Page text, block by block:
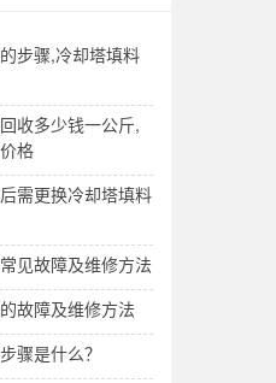
步骤,冷却塔填料
收多少钱一公斤,
格
需更换冷却塔填料
见故障及维修方法
故障及维修方法
骤是什么？